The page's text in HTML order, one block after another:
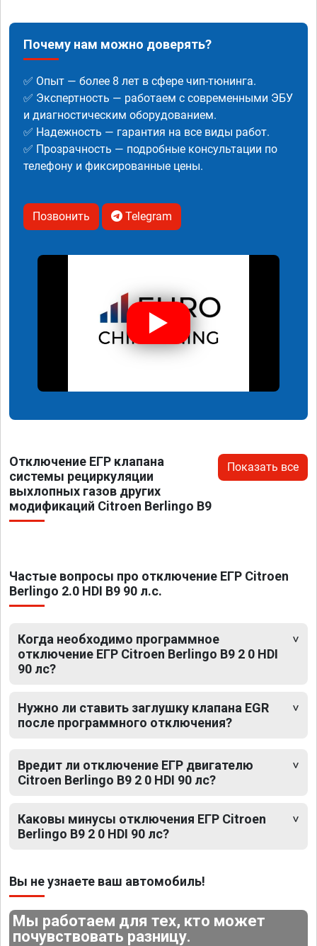
Почему нам можно доверять?
✅ Опыт — более 8 лет в сфере чип-тюнинга.
✅ Экспертность — работаем с современными ЭБУ
и диагностическим оборудованием.
✅ Надежность — гарантия на все виды работ.
✅ Прозрачность — подробные консультации по
телефону и фиксированные цены.
Позвонить Telegram
Отключение ЕГР клапана
системы рециркуляции
выхлопных газов других
модификаций Citroen Berlingo B9
Показать все
Частые вопросы про отключение ЕГР Citroen
Berlingo 2.0 HDI B9 90 л.с.
Когда необходимо программное
отключение ЕГР Citroen Berlingo B9 2 0 HDI
90 лс?
Нужно ли ставить заглушку клапана EGR
после программного отключения?
Вредит ли отключение ЕГР двигателю
Citroen Berlingo B9 2 0 HDI 90 лс?
Каковы минусы отключения ЕГР Citroen
Berlingo B9 2 0 HDI 90 лс?
Вы не узнаете ваш автомобиль!
Мы работаем для тех, кто может
почувствовать разницу.